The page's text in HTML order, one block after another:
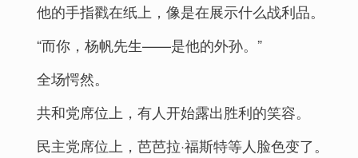
他的手指戳在纸上，像是在展示什么战利品。
“而你，杨帆先生——是他的外孙。”
全场愕然。
共和党席位上，有人开始露出胜利的笑容。
民主党席位上，芭芭拉·福斯特等人脸色变了。